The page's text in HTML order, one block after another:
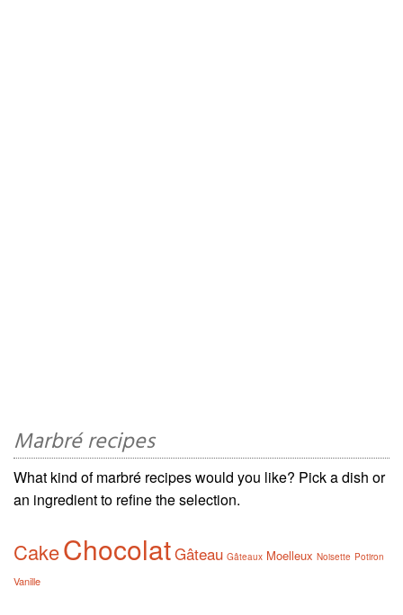
Marbré recipes
What kind of marbré recipes would you like? Pick a dish or
an ingredient to refine the selection.
CakeChocolatGâteau Gâteaux Moelleux Noisette Potiron
Vanille